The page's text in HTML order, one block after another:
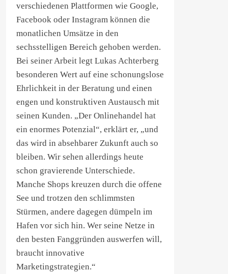
verschiedenen Plattformen wie Google,
Facebook oder Instagram können die
monatlichen Umsätze in den
sechsstelligen Bereich gehoben werden.
Bei seiner Arbeit legt Lukas Achterberg
besonderen Wert auf eine schonungslose
Ehrlichkeit in der Beratung und einen
engen und konstruktiven Austausch mit
seinen Kunden. „Der Onlinehandel hat
ein enormes Potenzial“, erklärt er, „und
das wird in absehbarer Zukunft auch so
bleiben. Wir sehen allerdings heute
schon gravierende Unterschiede.
Manche Shops kreuzen durch die offene
See und trotzen den schlimmsten
Stürmen, andere dagegen dümpeln im
Hafen vor sich hin. Wer seine Netze in
den besten Fanggründen auswerfen will,
braucht innovative
Marketingstrategien.“